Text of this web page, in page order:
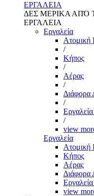
ΕΡΓΑΛΕΙΑ
ΔΕΣ ΜΕΡΙΚΑ ΑΠΌ
ΕΡΓΑΛΕΙΑ
Εργαλεία
Aτομική
/
Kήπος
/
Αέρας
/
Διάφορα
/
/
view
Εργαλεία
Aτομική
Kήπος
Αέρας
Διάφορα
view